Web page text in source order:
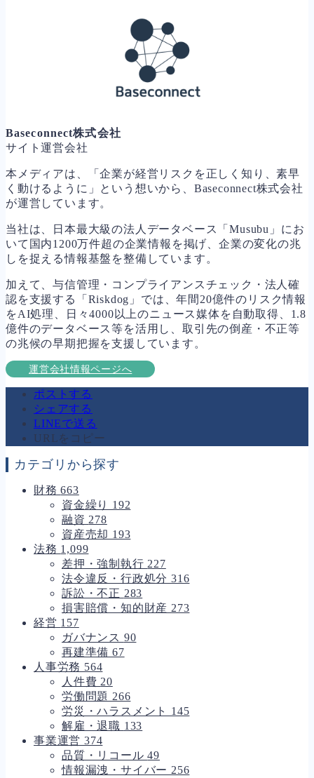
Baseconnect株式会社
サイト運営会社
本メディアは、「企業が経営リスクを正しく知り、素早
く動けるように」という想いから、Baseconnect株式会社
が運営しています。
当社は、日本最大級の法人データベース「Musubu」にお
いて国内1200万件超の企業情報を掲げ、企業の変化の兆
しを捉える情報基盤を整備しています。
加えて、与信管理・コンプライアンスチェック・法人確
認を支援する「Riskdog」では、年間20億件のリスク情報
をAI処理、日々4000以上のニュース媒体を自動取得、1.8
億件のデータベース等を活用し、取引先の倒産・不正等
の兆候の早期把握を支援しています。
運営会社情報ページへ
ポストする
シェアする
LINEで送る
URLをコピー
カテゴリから探す
財務663
資金繰り 192
融資 278
資産売却 193
法務 1,099
差押・強制執行 227
法令違反・行政処分316
訴訟・不正 283
損害賠償・知的財産 273
経営 157
ガバナンス 90
再建準備 67
人事労務 564
人件費 20
労働問題 266
労災・ハラスメント 145
解雇・退職 133
事業運営 374
品質・リコール49
情報漏洩・サイバー 256